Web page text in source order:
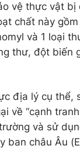
vệ thực vật bị
chất này
và 1 loại
thư, đột biến
địa lý cụ thể,
về “cạnh
và sử
ban châu Âu